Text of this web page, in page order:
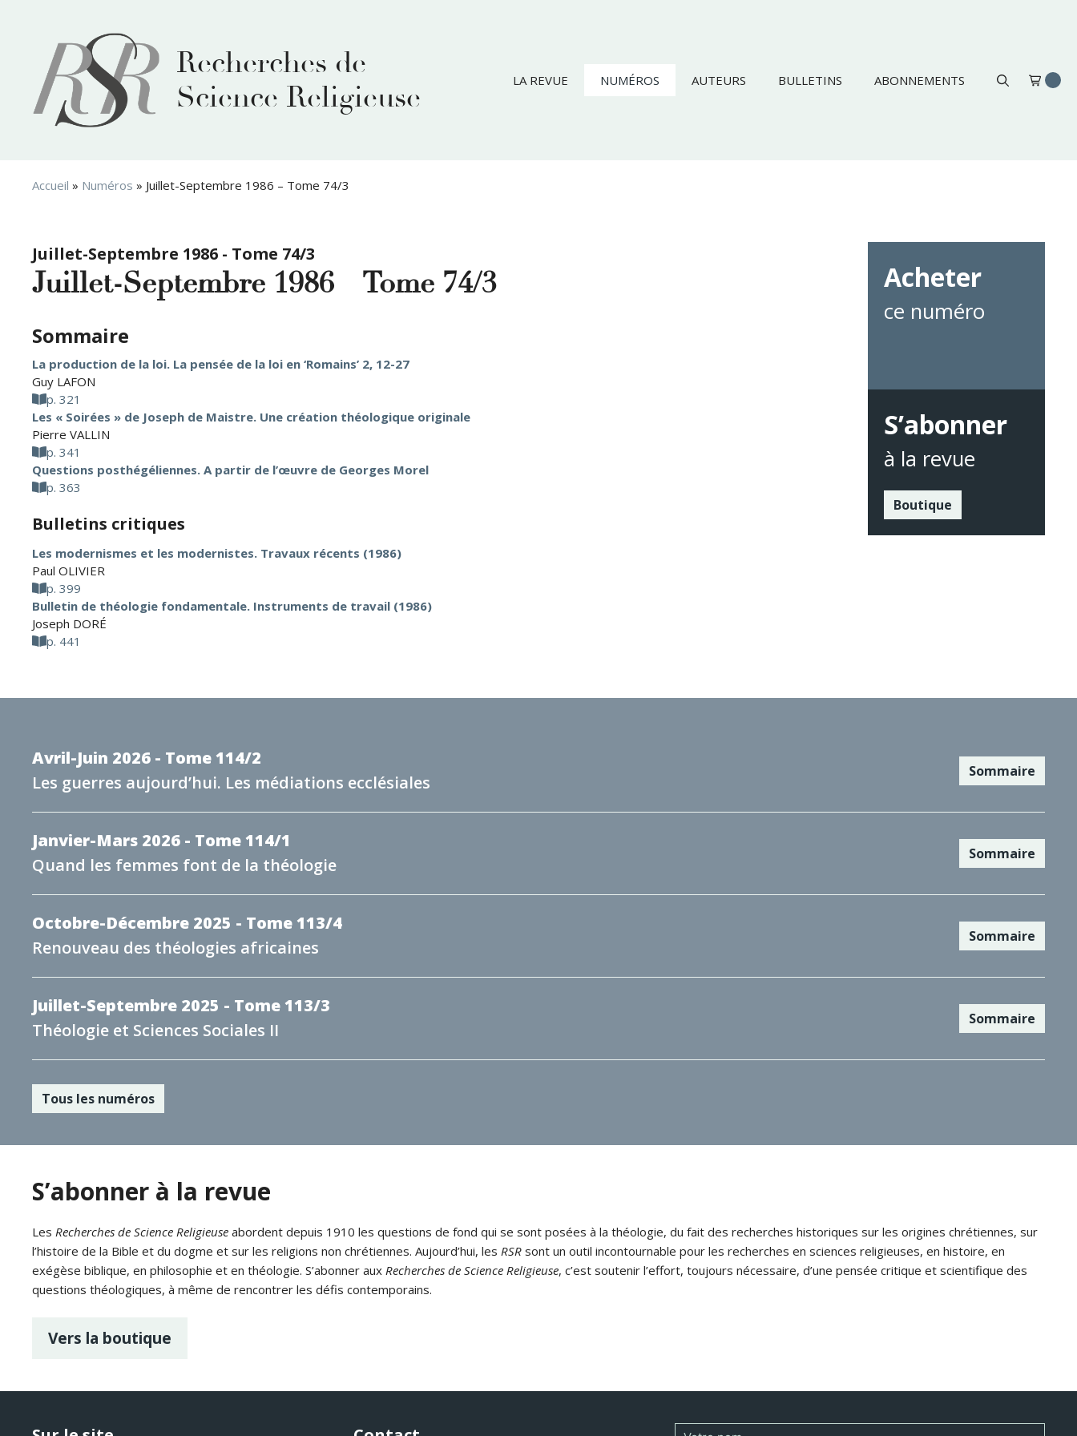
Recherches de
Science Religieuse
LA REVUE NUMÉROS AUTEURS BULLETINS ABONNEMENTS
Accueil » Numéros » Juillet-Septembre 1986 – Tome 74/3
Juillet-Septembre 1986 - Tome 74/3
Juillet-Septembre 1986 – Tome 74/3
Sommaire
La production de la loi. La pensée de la loi en ‘Romains’ 2, 12-27
Guy LAFON
p. 321
Les « Soirées » de Joseph de Maistre. Une création théologique originale
Pierre VALLIN
p. 341
Questions posthégéliennes. A partir de l’œuvre de Georges Morel
p. 363
Bulletins critiques
Les modernismes et les modernistes. Travaux récents (1986)
Paul OLIVIER
p. 399
Bulletin de théologie fondamentale. Instruments de travail (1986)
Joseph DORÉ
p. 441
Acheter
ce numéro
S’abonner
à la revue
Boutique
Avril-Juin 2026 - Tome 114/2
Les guerres aujourd’hui. Les médiations ecclésiales
Sommaire
Janvier-Mars 2026 - Tome 114/1
Quand les femmes font de la théologie
Sommaire
Octobre-Décembre 2025 - Tome 113/4
Renouveau des théologies africaines
Sommaire
Juillet-Septembre 2025 - Tome 113/3
Théologie et Sciences Sociales II
Sommaire
Tous les numéros
S’abonner à la revue
Les Recherches de Science Religieuse abordent depuis 1910 les questions de fond qui se sont posées à la théologie, du fait des recherches historiques sur les origines chrétiennes, sur
l’histoire de la Bible et du dogme et sur les religions non chrétiennes. Aujourd’hui, les RSR sont un outil incontournable pour les recherches en sciences religieuses, en histoire, en
exégèse biblique, en philosophie et en théologie. S’abonner aux Recherches de Science Religieuse, c’est soutenir l’effort, toujours nécessaire, d’une pensée critique et scientifique des
questions théologiques, à même de rencontrer les défis contemporains.
Vers la boutique